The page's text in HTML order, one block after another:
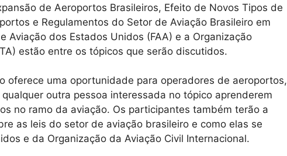
de Aeroportos Brasileiros, Efeito de Novos Tipos de
e Regulamentos do Setor de Aviação Brasileiro em
Aviação dos Estados Unidos (FAA) e a Organização
estão entre os tópicos que serão discutidos.
oferece uma oportunidade para operadores de aeroportos,
outra pessoa interessada no tópico aprenderem
no ramo da aviação. Os participantes também terão a
as leis do setor de aviação brasileiro e como elas se
e da Organização da Aviação Civil Internacional.